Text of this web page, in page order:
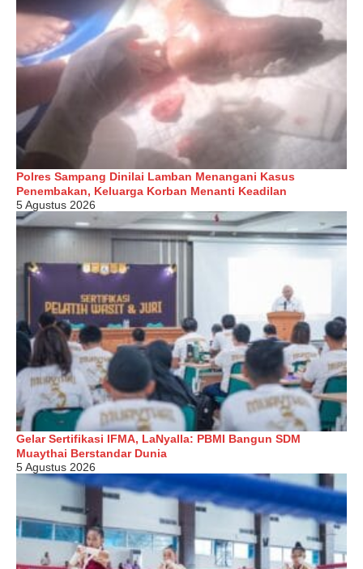
Polres Sampang Dinilai Lamban Menangani Kasus
Penembakan, Keluarga Korban Menanti Keadilan
5 Agustus 2026
Gelar Sertifikasi IFMA, LaNyalla: PBMI Bangun SDM
Muaythai Berstandar Dunia
5 Agustus 2026